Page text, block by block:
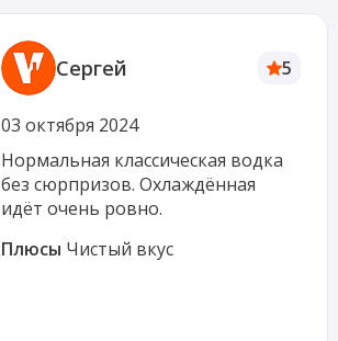
Сергей 5
03 октября 2024
Нормальная классическая водка
без сюрпризов. Охлаждённая
идёт очень ровно.
Плюсы Чистый вкус